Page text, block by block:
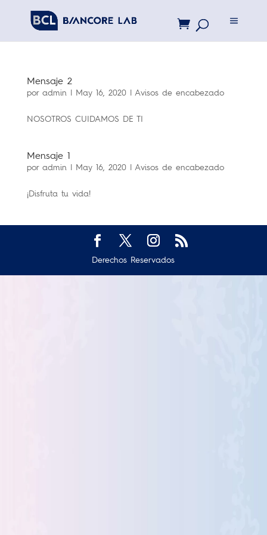
Mensaje 2
por admin| May 16, 2020| Avisos de encabezado
NOSOTROS CUIDAMOS DE TI
Mensaje 1
por admin| May 16, 2020| Avisos de encabezado
¡Disfruta tu vida!
Derechos Reservados